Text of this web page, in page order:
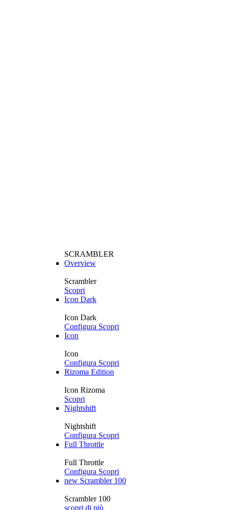
SCRAMBLER
Overview
Scrambler
Scopri
Icon Dark
Icon Dark
Configura Scopri
Icon
Icon
Configura Scopri
Rizoma Edition
Icon Rizoma
Scopri
Nightshift
Nightshift
Configura Scopri
Full Throttle
Full Throttle
Configura Scopri
new Scrambler 100
Scrambler 100
scopri di più